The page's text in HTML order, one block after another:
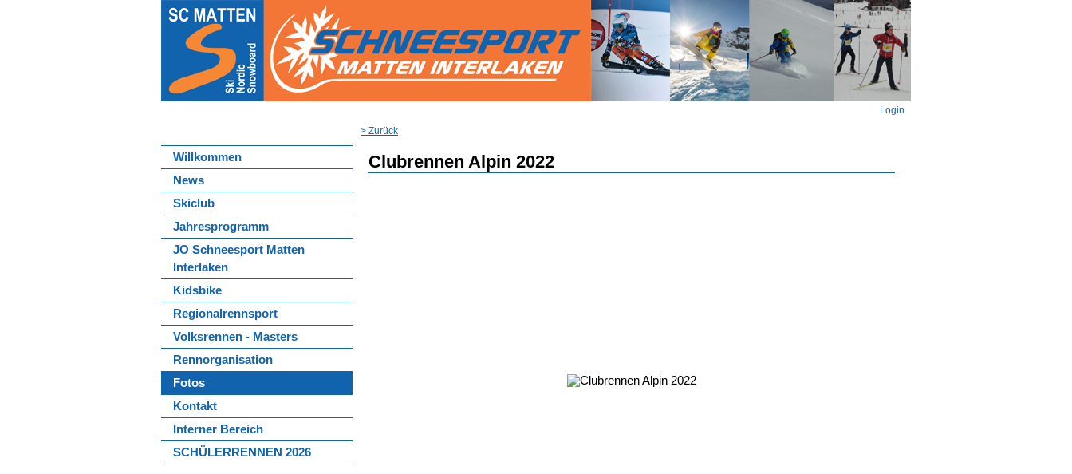
Login
Willkommen
News
Skiclub
Jahresprogramm
JO Schneesport Matten
Interlaken
Kidsbike
Regionalrennsport
Volksrennen - Masters
Rennorganisation
Fotos
Kontakt
Interner Bereich
SCHÜLERRENNEN 2026
> Zurück
Clubrennen Alpin 2022